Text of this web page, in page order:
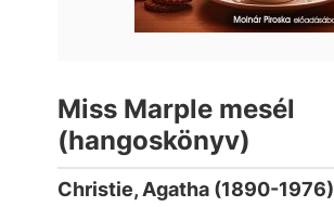
Miss Marple mesél
(hangoskönyv)
Christie, Agatha (1890-1976)